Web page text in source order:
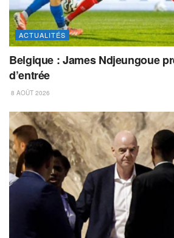
ACTUALITÉS
Belgique : James Ndjeungoue
d’entrée
8 AOÛT 2026